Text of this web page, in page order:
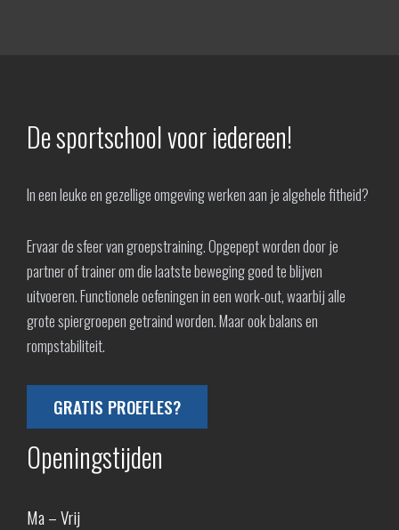
De sportschool voor iedereen!
In een leuke en gezellige omgeving werken aan je algehele fitheid?
Ervaar de sfeer van groepstraining. Opgepept worden door je
partner of trainer om die laatste beweging goed te blijven
uitvoeren. Functionele oefeningen in een work-out, waarbij alle
grote spiergroepen getraind worden. Maar ook balans en
rompstabiliteit.
GRATIS PROEFLES?
Openingstijden
Ma – Vrij